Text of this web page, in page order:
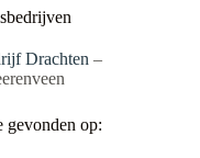
Drachten –
gevonden op: